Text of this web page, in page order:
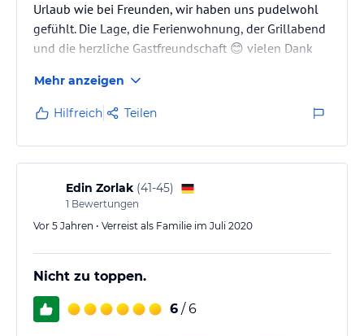
Urlaub wie bei Freunden, wir haben uns pudelwohl
gefühlt. Die Lage, die Ferienwohnung, der Grillabend
und die herzliche Gastfreundschaft 😊 vielen Dank
Die Leogang Karte ist die Krönung
Mehr anzeigen
Hilfreich Teilen
Edin Zorlak (41-45)
1 Bewertungen
Vor 5 Jahren • Verreist als Familie im Juli 2020
Nicht zu toppen.
6 / 6